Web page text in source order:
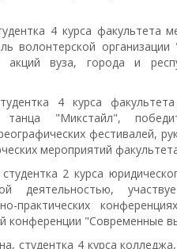
4 курса факультета
волонтерской
акций вуза, города и
4 курса
"Микстайл",
фестивалей,
мероприятий
2 курса
деятельностью,
практических
конференции "Современные
студентка 4 курса